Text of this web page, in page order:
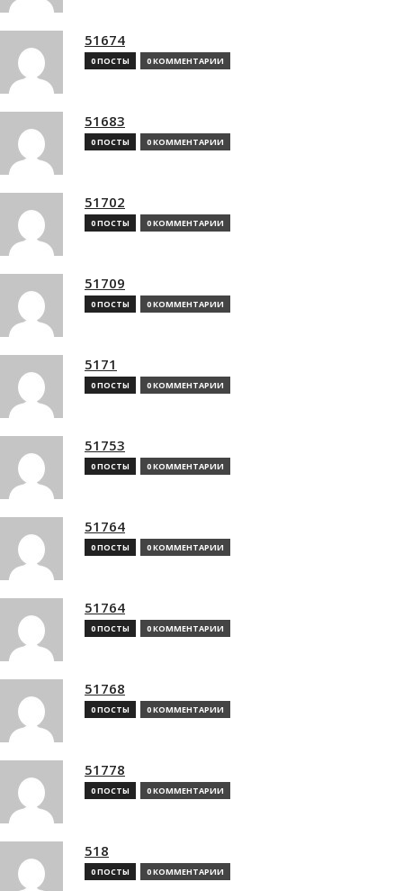
51674
0 ПОСТЫ 0 КОММЕНТАРИИ
51683
0 ПОСТЫ 0 КОММЕНТАРИИ
51702
0 ПОСТЫ 0 КОММЕНТАРИИ
51709
0 ПОСТЫ 0 КОММЕНТАРИИ
5171
0 ПОСТЫ 0 КОММЕНТАРИИ
51753
0 ПОСТЫ 0 КОММЕНТАРИИ
51764
0 ПОСТЫ 0 КОММЕНТАРИИ
51764
0 ПОСТЫ 0 КОММЕНТАРИИ
51768
0 ПОСТЫ 0 КОММЕНТАРИИ
51778
0 ПОСТЫ 0 КОММЕНТАРИИ
518
0 ПОСТЫ 0 КОММЕНТАРИИ